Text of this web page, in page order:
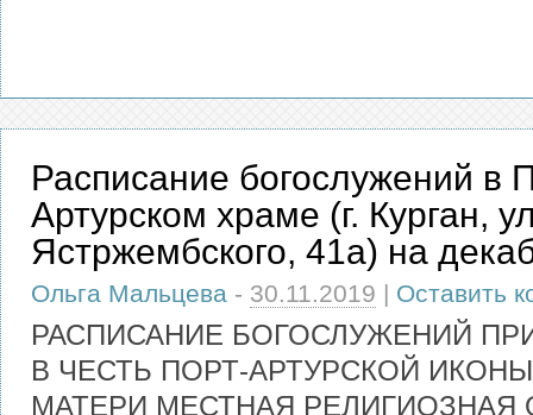
Расписание богослужений в
Артурском храме (г. Курган,
Ястржембского, 41а) на
Ольга Мальцева - 30.11.2019 | Оставить
РАСПИСАНИЕ БОГОСЛУЖЕНИЙ
В ЧЕСТЬ ПОРТ-АРТУРСКОЙ
МАТЕРИ МЕСТНАЯ РЕЛИГИОЗНАЯ